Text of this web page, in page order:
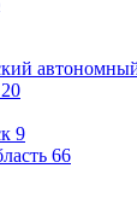
20
9
66